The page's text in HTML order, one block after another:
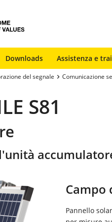
Downloads Assistenza e
del segnale Comunicazione
S81
Campo
Pannello